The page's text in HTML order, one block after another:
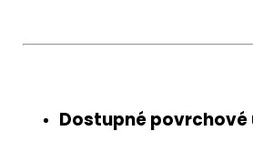
Chat
Dostupné